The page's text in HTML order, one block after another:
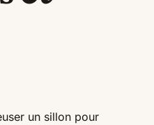
un sillon pour